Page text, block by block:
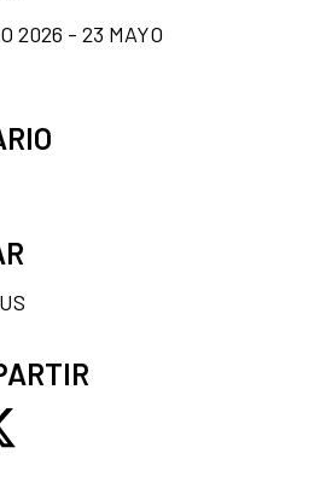
2026 - 23 MAYO